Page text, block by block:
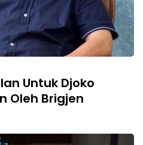
Untuk Djoko
Oleh Brigjen